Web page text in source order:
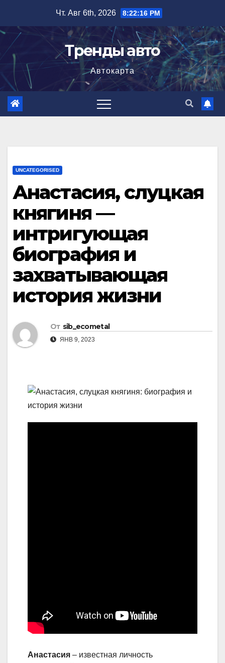
содержимому
Чт. Авг 6th, 2026 8:22:17 PM
Тренды авто
Автокарта
UNCATEGORISED
Анастасия, слуцкая
княгиня —
интригующая
биография и
захватывающая
история жизни
От sib_ecometal
ЯНВ 9, 2023
Анастасия – известная личность